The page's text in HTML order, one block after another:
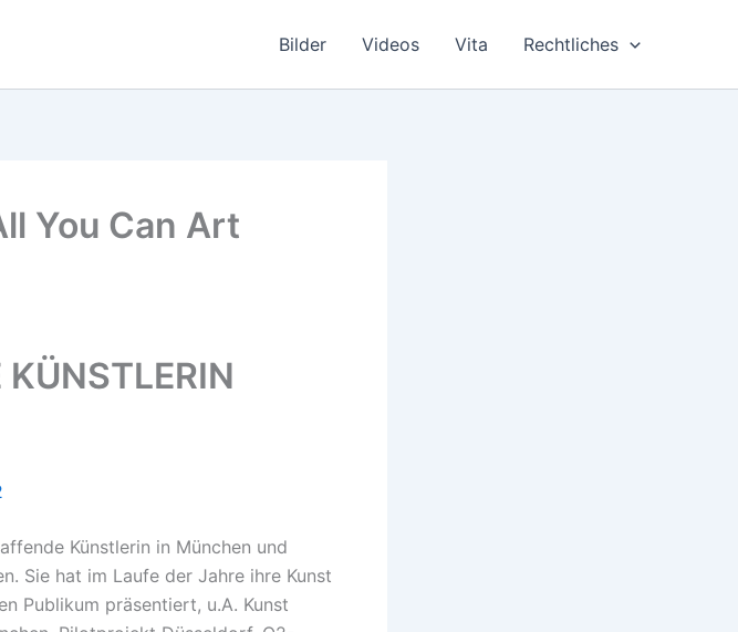
Bilder Videos Vita Rechtliches
You Can Art
KÜNSTLERIN
Künstlerin in München und
Sie hat im Laufe der Jahre ihre Kunst
Publikum präsentiert, u.A. Kunst